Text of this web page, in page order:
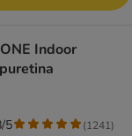
Indoor
5 (1241)